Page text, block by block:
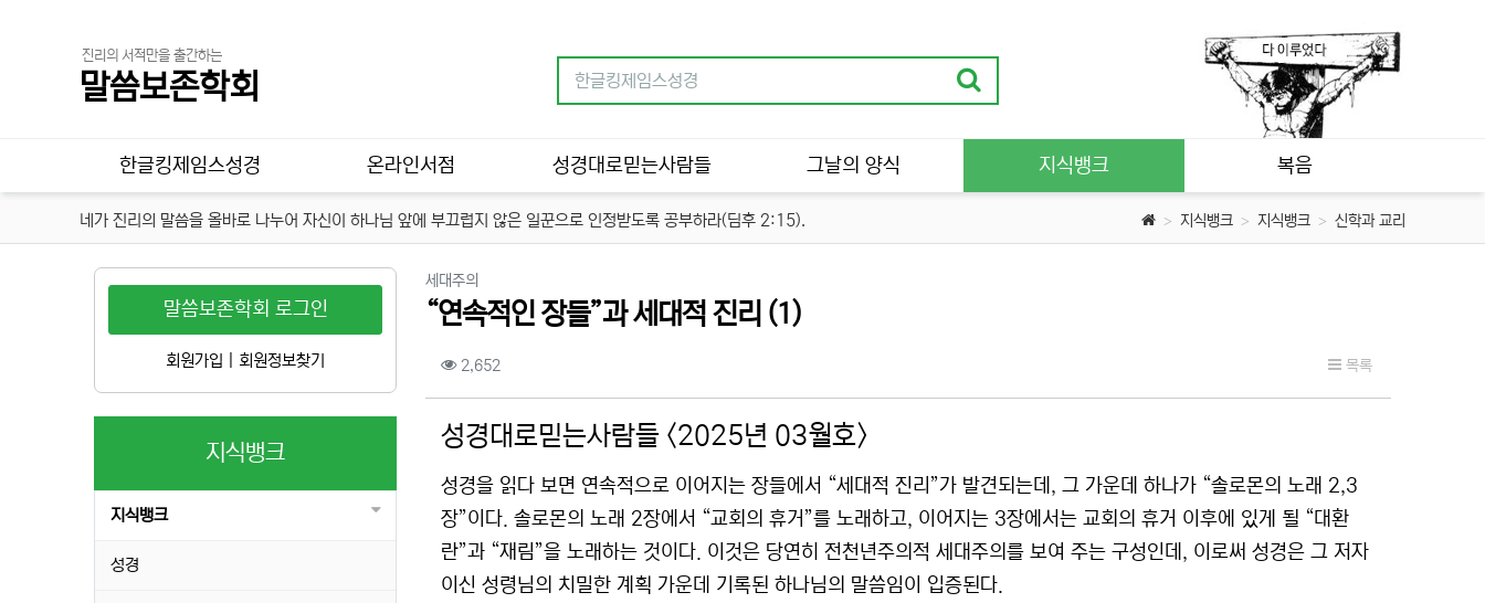
진리의 서적만을 출간하는
말씀보존학회
한글킹제임스성경 온라인서점 성경대로믿는사람들 그날의 양식 지식뱅크 복음
네가 진리의 말씀을 올바로 나누어 자신이 하나님 앞에 부끄럽지 않은 일꾼으로 인정받도록 공부하라(딤후 2:15). 지식뱅크 지식뱅크 신학과 교리
세대주의
“연속적인 장들”과 세대적 진리 (1)
컨텐츠 정보
2,652 목록
성경대로믿는사람들 <2025년 03월호>
성경을 읽다 보면 연속적으로 이어지는 장들에서 “세대적 진리”가 발견되는데, 그 가운데 하나가 “솔로몬의 노래 2,3
장”이다. 솔로몬의 노래 2장에서 “교회의 휴거”를 노래하고, 이어지는 3장에서는 교회의 휴거 이후에 있게 될 “대환
란”과 “재림”을 노래하는 것이다. 이것은 당연히 전천년주의적 세대주의를 보여 주는 구성인데, 이로써 성경은 그 저자
이신 성령님의 치밀한 계획 가운데 기록된 하나님의 말씀임이 입증된다.
말씀보존학회 로그인
회원가입 회원정보찾기
지식뱅크
지식뱅크
성경